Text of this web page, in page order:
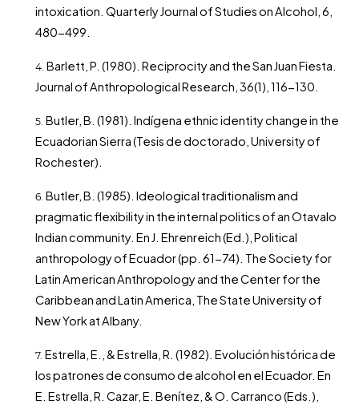
intoxication. Quarterly Journal of Studies on Alcohol, 6,
480-499.
Barlett, P. (1980). Reciprocity and the San Juan Fiesta.
Journal of Anthropological Research, 36(1), 116-130.
Butler, B. (1981). Indígena ethnic identity change in the
Ecuadorian Sierra (Tesis de doctorado, University of
Rochester).
Butler, B. (1985). Ideological traditionalism and
pragmatic flexibility in the internal politics of an Otavalo
Indian community. En J. Ehrenreich (Ed.), Political
anthropology of Ecuador (pp. 61-74). The Society for
Latin American Anthropology and the Center for the
Caribbean and Latin America, The State University of
New York at Albany.
Estrella, E., & Estrella, R. (1982). Evolución histórica de
los patrones de consumo de alcohol en el Ecuador. En
E. Estrella, R. Cazar, E. Benítez, & O. Carranco (Eds.),